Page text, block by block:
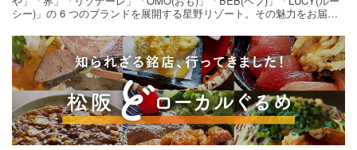
シー)」の 6 つのブランドを展開する星野リゾート。その魅力をお届け